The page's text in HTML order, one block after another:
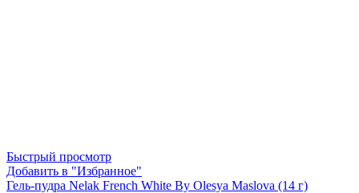
Быстрый просмотр
Добавить в "Избранное"
Гель-пудра Nelak French White By Olesya Maslova (14 г)